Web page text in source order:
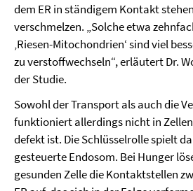
dem ER in ständigem Kontakt
verschmelzen. „Solche etwa
‚Riesen-Mitochondrien‘ sind viel
zu verstoffwechseln“, erläutert Dr.
der Studie.
Sowohl der Transport als auch die
funktioniert allerdings nicht in
defekt ist. Die Schlüsselrolle spielt
gesteuerte Endosom. Bei Hunger
gesunden Zelle die Kontaktstellen